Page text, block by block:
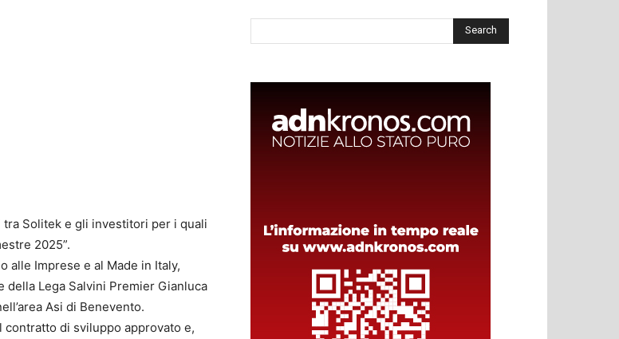
Solitek e gli investitori per i quali
2025”.
alle Imprese e al Made in Italy,
della Lega Salvini Premier Gianluca
Asi di Benevento.
contratto di sviluppo approvato e,